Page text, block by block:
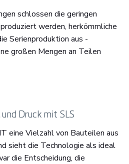
schlossen die geringen
werden, herkömmliche
Serienproduktion aus -
großen Mengen an Teilen
Druck mit SLS
eine Vielzahl von Bauteilen aus
sieht die Technologie als ideal
die Entscheidung, die